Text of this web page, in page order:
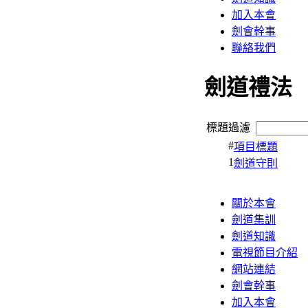
加入本會
劍會幹事
聯絡我們
劍道禮法
標題過濾
#項目標題
1劍道守則
關於本會
劍道集訓
劍道知識
電視節目介紹
網站連結
劍會幹事
加入本會